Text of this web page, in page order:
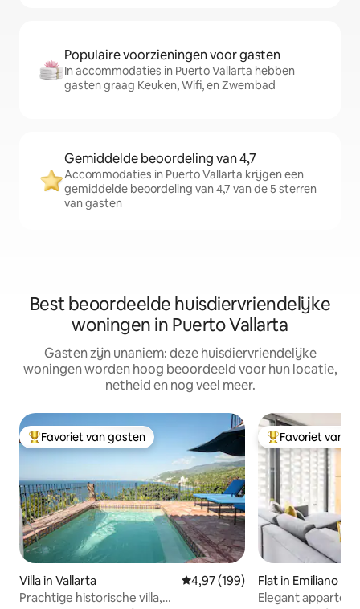
Populaire voorzieningen voor gasten
In accommodaties in Puerto Vallarta hebben
gasten graag Keuken, Wifi, en Zwembad
Gemiddelde beoordeling van 4,7
Accommodaties in Puerto Vallarta krijgen een
gemiddelde beoordeling van 4,7 van de 5 sterren
van gasten
Best beoordeelde huisdiervriendelijke
woningen in Puerto Vallarta
Gasten zijn unaniem: deze huisdiervriendelijke
woningen worden hoog beoordeeld voor hun locatie,
netheid en nog veel meer.
Topfavoriet van gasten
Favoriet van gasten
Villa in Vallarta Gemiddelde beoordeling van
4,97 (199)
Prachtige historische villa,
Topfavoriet van
Favoriet van
Flat in Emiliano
Elegant